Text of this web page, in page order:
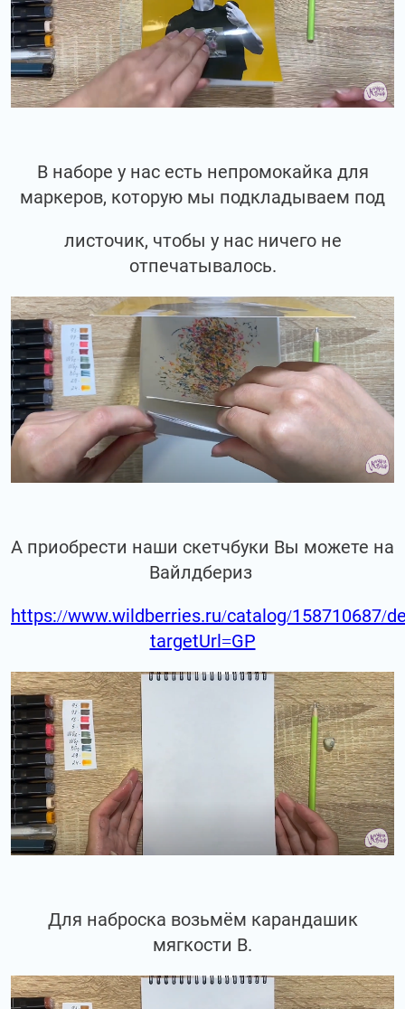
В наборе у нас есть непромокайка для
маркеров, которую мы подкладываем под
листочик, чтобы у нас ничего не
отпечатывалось.
А приобрести наши скетчбуки Вы можете на
Вайлдбериз
https://www.wildberries.ru/catalog/158710687/
targetUrl=GP
Для наброска возьмём карандашик
мягкости В.